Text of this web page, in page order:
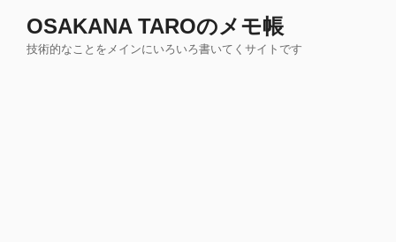
OSAKANA TAROのメモ帳
技術的なことをメインにいろいろ書いてくサイトです